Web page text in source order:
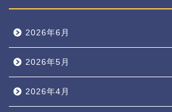
2026年6月
2026年5月
2026年4月